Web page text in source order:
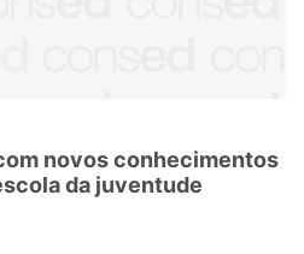
novos conhecimentos
da juventude